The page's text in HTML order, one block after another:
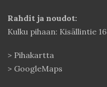
Rahdit ja noudot:
Kulku pihaan: Kisällintie 16
> Pihakartta
> GoogleMaps